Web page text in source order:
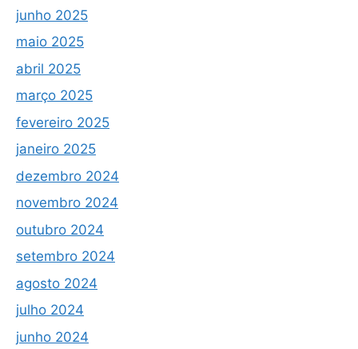
junho 2025
maio 2025
abril 2025
março 2025
fevereiro 2025
janeiro 2025
dezembro 2024
novembro 2024
outubro 2024
setembro 2024
agosto 2024
julho 2024
junho 2024